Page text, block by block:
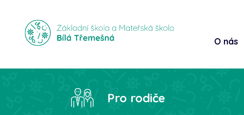
O nás
Pro rodiče